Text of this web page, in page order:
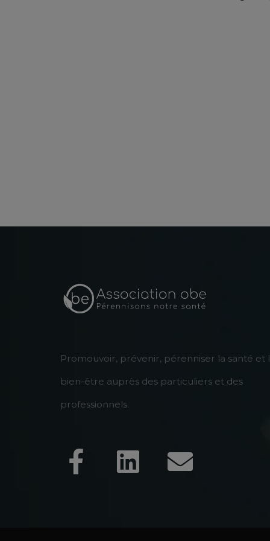
Promouvoir, prévenir, pérenniser la santé et
bien-être auprès des particuliers et des
professionnels.